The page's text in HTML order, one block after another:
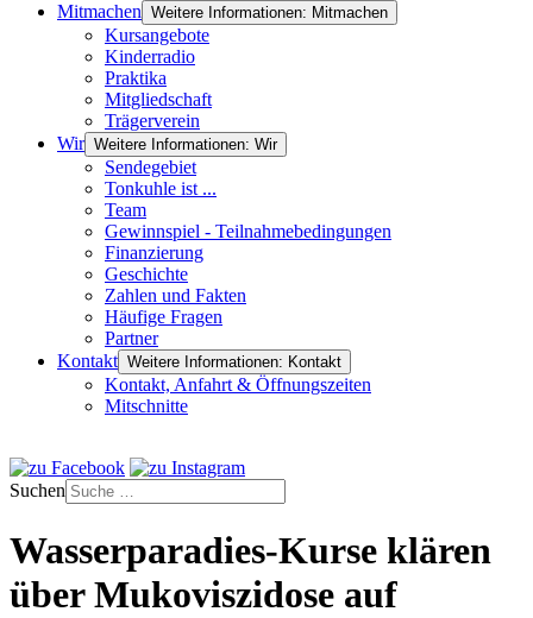
Mitmachen Weitere Informationen: Mitmachen
Kursangebote
Kinderradio
Praktika
Mitgliedschaft
Trägerverein
Wir Weitere Informationen: Wir
Sendegebiet
Tonkuhle ist ...
Team
Gewinnspiel - Teilnahmebedingungen
Finanzierung
Geschichte
Zahlen und Fakten
Häufige Fragen
Partner
Kontakt Weitere Informationen: Kontakt
Kontakt, Anfahrt & Öffnungszeiten
Mitschnitte
Suchen
Wasserparadies-Kurse klären
über Mukoviszidose auf